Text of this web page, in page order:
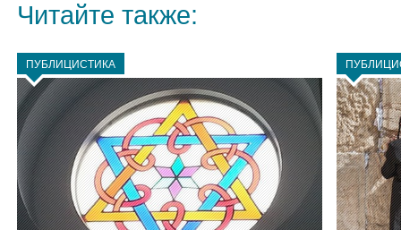
Читайте также:
ПУБЛИЦИСТИКА